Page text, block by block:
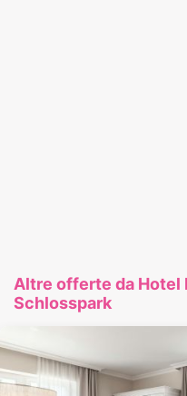
Altre offerte da Hotel
Schlosspark